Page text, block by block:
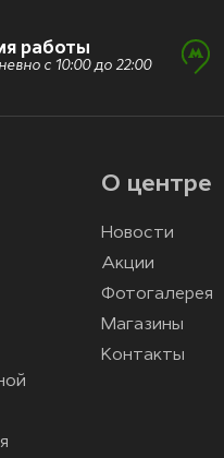
работы
с 10:00 до 22:00
О центре
Новости
Акции
Фотогалерея
Магазины
Контакты